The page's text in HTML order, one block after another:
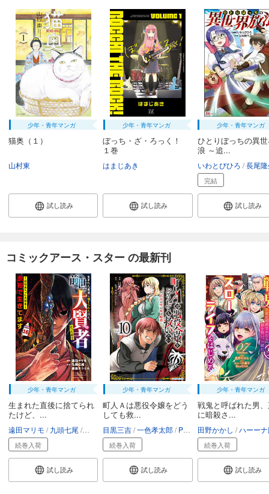
少年・青年マンガ
猫奥（１）
山村東
試し読み
少年・青年マンガ
ぼっち・ざ・ろっく！
１巻
はまじあき
試し読み
少年・青年マンガ
ひとりぼっちの異
浪 ～追...
いわとびひろ 長尾
完結
試し読み
コミックアース・スター の最新刊
少年・青年マンガ
生まれた直後に捨てられ
たけど、...
遠田マリモ 九頭七尾 鍋島テツヒロ
続巻入荷
試し読み
少年・青年マンガ
町人Ａは悪役令嬢をどう
しても救...
目黒三吉 一色孝太郎 Parum
続巻入荷
試し読み
少年・青年マンガ
戦鬼と呼ばれた男
に暗殺さ...
田野かかし ハーーナ
続巻入荷
試し読み